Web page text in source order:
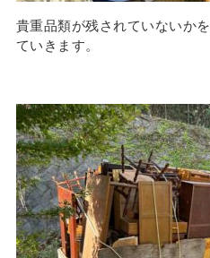
貴重品類が残されていないか
ていきます。